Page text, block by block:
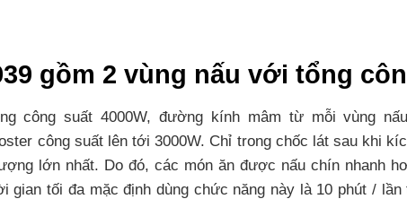
gồm 2 vùng nấu với tổng
công suất 4000W, đường kính mâm từ mỗi vùng
công suất lên tới 3000W. Chỉ trong chốc lát sau khi
lớn nhất. Do đó, các món ăn được nấu chín nhanh
gian tối đa mặc định dùng chức năng này là 10 phút /